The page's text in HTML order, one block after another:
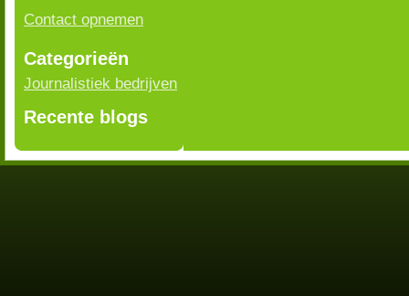
Contact opnemen
Categorieën
Journalistiek bedrijven
Recente blogs